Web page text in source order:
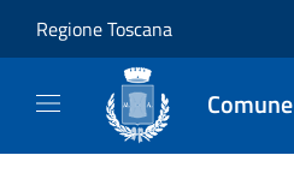
Regione Toscana